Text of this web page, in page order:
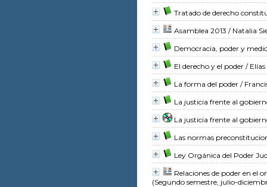
Tratado de derecho
Asamblea 2013 / Natalia
Democracia, poder y
El derecho y el poder /
La forma del poder /
La justicia frente al
La justicia frente al
Las normas
Ley Orgánica del Poder
Relaciones de poder en el
(Segundo semestre, julio-